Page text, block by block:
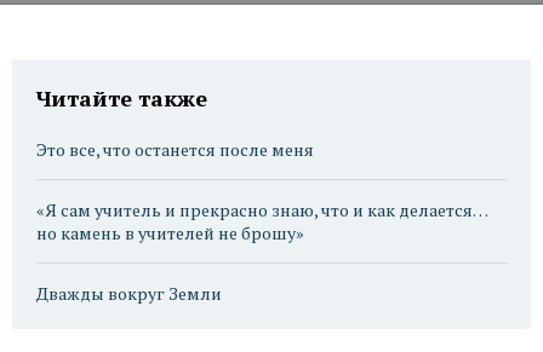
Читайте также
Это все, что останется после меня
«Я сам учитель и прекрасно знаю, что и как делается…
но камень в учителей не брошу»
Дважды вокруг Земли